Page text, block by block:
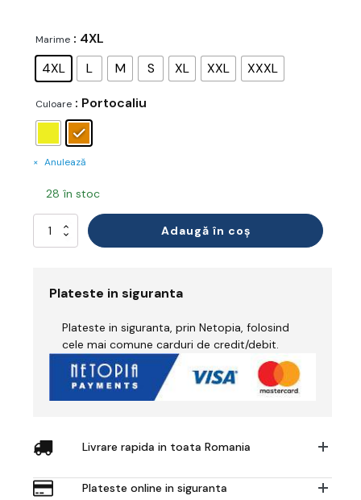
Marime : 4XL
4XL
L M S XL XXL XXXL
Culoare : Portocaliu
Anulează
28 în stoc
Cantitate
Hanorac
Adaugă în coș
Plateste in siguranta
Plateste in siguranta, prin Netopia, folosind
cele mai comune carduri de credit/debit.
Livrare rapida in toata Romania
Plateste online in siguranta